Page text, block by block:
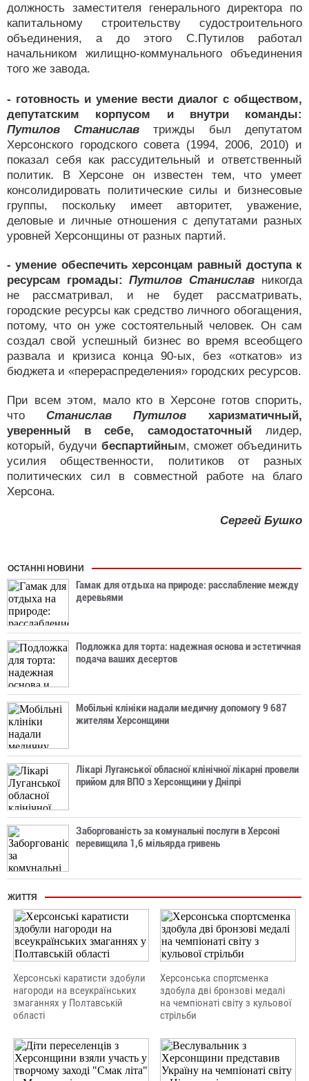
должность заместителя генерального директора по
капитальному строительству судостроительного
объединения, а до этого С.Путилов работал
начальником жилищно-коммунального объединения
того же завода.
- готовность и умение вести диалог с обществом,
депутатским корпусом и внутри команды:
Путилов
Станислав
трижды был депутатом
Херсонского городского совета (1994, 2006, 2010) и
показал себя как рассудительный и ответственный
политик. В Херсоне он известен тем, что умеет
консолидировать политические силы и бизнесовые
группы, поскольку имеет авторитет, уважение,
деловые и личные отношения с депутатами разных
уровней Херсонщины от разных партий.
- умение обеспечить херсонцам равный доступа к
ресурсам громады: Путилов Станислав никогда
не рассматривал, и не будет рассматривать,
городские ресурсы как средство личного обогащения,
потому, что он уже состоятельный человек. Он сам
создал свой успешный бизнес во время всеобщего
развала и кризиса конца 90-ых, без «откатов» из
бюджета и «перераспределения» городских ресурсов.
При всем этом, мало кто в Херсоне готов спорить,
что Станислав Путилов
харизматичный,
уверенный в себе, самодостаточный лидер,
который, будучи беспартийным, сможет объединить
усилия общественности, политиков от разных
политических сил в совместной работе на благо
Херсона.
Сергей Бушко
ОСТАННІ НОВИНИ
Гамак для отдыха на природе: расслабление между
деревьями
Подложка для торта: надежная основа и эстетичная
подача ваших десертов
Мобільні клініки надали медичну допомогу 9 687
жителям Херсонщини
Лікарі Луганської обласної клінічної лікарні провели
прийом для ВПО з Херсонщини у Дніпрі
Заборгованість за комунальні послуги в Херсоні
перевищила 1,6 мільярда гривень
ЖИТТЯ
Херсонські каратисти здобули
нагороди на всеукраїнських
змаганнях у Полтавській
області
Херсонська спортсменка
здобула дві бронзові медалі
на чемпіонаті світу з кульової
стрільби